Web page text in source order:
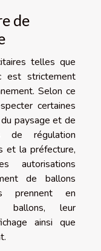
de
telles que
est strictement
Selon ce
certaines
paysage et de
de régulation
et la préfecture,
autorisations
de ballons
prennent en
ballons, leur
ainsi que